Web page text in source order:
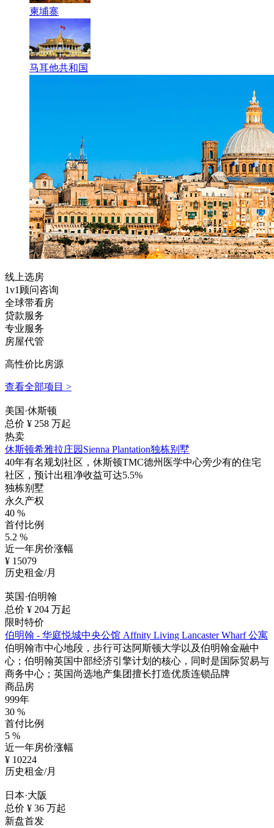
柬埔寨
马耳他共和国
线上选房
1v1顾问咨询
全球带看房
贷款服务
专业服务
房屋代管
高性价比房源
查看全部项目 >
美国·休斯顿
总价 ¥ 258 万起
热卖
休斯顿希雅拉庄园Sienna Plantation独栋别墅
40年有名规划社区，休斯顿TMC德州医学中心旁少有的住宅
社区，预计出租净收益可达5.5%
独栋别墅
永久产权
40 %
首付比例
5.2 %
近一年房价涨幅
¥ 15079
历史租金/月
英国·伯明翰
总价 ¥ 204 万起
限时特价
伯明翰 - 华庭悦城中央公馆 Affnity Living Lancaster Wharf 公寓
伯明翰市中心地段，步行可达阿斯顿大学以及伯明翰金融中
心；伯明翰英国中部经济引擎计划的核心，同时是国际贸易与
商务中心；英国尚选地产集团擅长打造优质连锁品牌
商品房
999年
30 %
首付比例
5 %
近一年房价涨幅
¥ 10224
历史租金/月
日本·大阪
总价 ¥ 36 万起
新盘首发